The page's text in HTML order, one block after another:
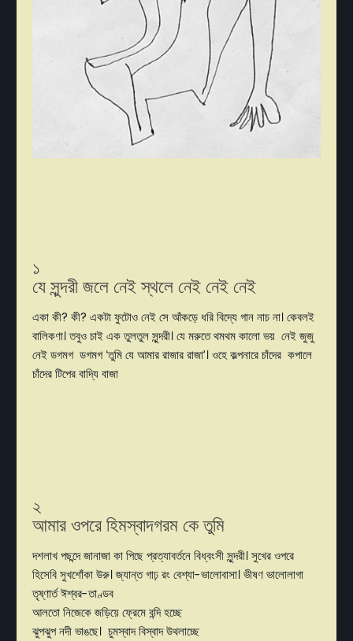
১
যে সুন্দরী জলে নেই স্থলে নেই নেই নেই
একা কী? কী? একটা ফুটোও নেই সে আঁকড়ে ধরি বিদ্যে গান নাচ না। কেবলই
বালিকণা। তবুও চাই এক তুলতুল সুন্দরী। যে মরুতে থমথম কালো ভয় নেই জুজু
নেই ডগমগ ডগমগ ‘তুমি যে আমার রাজার রাজা’। ওহে কল্পনারে চাঁদের কপালে
চাঁদের টিপের বাদ্যি বাজা
২
আমার ওপরে হিমস্বাদগরম কে তুমি
দশলাখ পছন্দে জানাজা কা পিছে প্রত্যাবর্তনে বিধ্বংসী সুন্দরী। সুখের ওপরে
হিসেবি সুখশোঁকা উরু। জ্যান্ত গাঢ় রং বেশ্যা-ভালোবাসা। ভীষণ ভালোলাগা
তৃষ্ণার্ত ঈশ্বর-তাণ্ডব
আলতো নিজেকে জড়িয়ে ফ্রেমে বন্দি হচ্ছে
ঝুপঝুপ নদী ভাঙছে। চুমস্বাদ বিস্বাদ উথলাচ্ছে